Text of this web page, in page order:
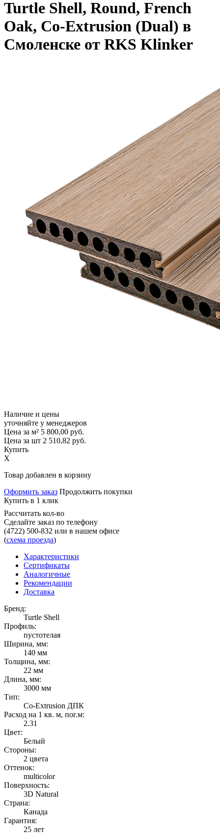
Turtle Shell, Round, French
Oak, Co-Extrusion (Dual) в
Смоленске от RKS Klinker
Наличие и цены
уточняйте у менеджеров
Цена за м² 5 800,00 руб.
Цена за шт 2 510,82 руб.
Купить
X
Товар добавлен в корзину
Оформить заказ Продолжить покупки
Купить в 1 клик
Рассчитать кол-во
Сделайте заказ по телефону
(4722) 500-832 или в нашем офисе
(схема проезда)
Характеристики
Сертификаты
Аналогичные
Рекомендации
Доставка
Бренд:
Turtle Shell
Профиль:
пустотелая
Ширина, мм:
140 мм
Толщина, мм:
22 мм
Длина, мм:
3000 мм
Тип:
Co-Extrusion ДПК
Расход на 1 кв. м, пог.м:
2.31
Цвет:
Белый
Стороны:
2 цвета
Оттенок:
multicolor
Поверхность:
3D Natural
Страна:
Канада
Гарантия:
25 лет